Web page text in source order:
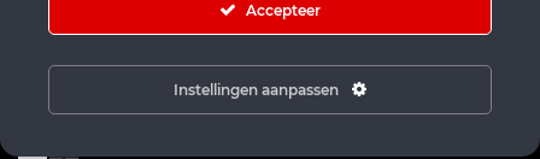
Accepteer
Instellingen aanpassen